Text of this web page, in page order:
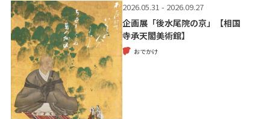
2026.05.31 - 2026.09.27
企画展「後水尾院の京」【相国
寺承天閣美術館】
おでかけ